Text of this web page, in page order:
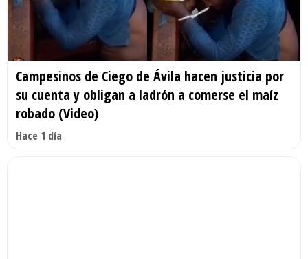
Campesinos de Ciego de Ávila hacen justicia por
su cuenta y obligan a ladrón a comerse el maíz
robado (Video)
Hace 1 día